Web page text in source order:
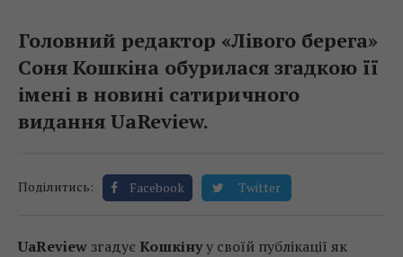
Головний редактор «Лівого берега»
Соня Кошкіна обурилася згадкою її
імені в новині сатиричного
видання UaReview.
Поділитись: Facebook Twitter
UaReview згадує Кошкінуу своїй публікації як